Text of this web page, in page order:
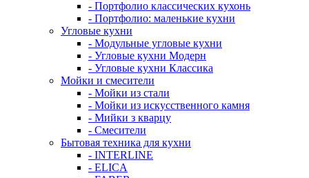
- Портфолио классических кухонь
- Портфолио: маленькие кухни
Угловые кухни
- Модульные угловые кухни
- Угловые кухни Модерн
- Угловые кухни Классика
Мойки и смесители
- Мойки из стали
- Мойки из искусственного камня
- Мийки з кварцу
- Смесители
Бытовая техника для кухни
- INTERLINE
- ELICA